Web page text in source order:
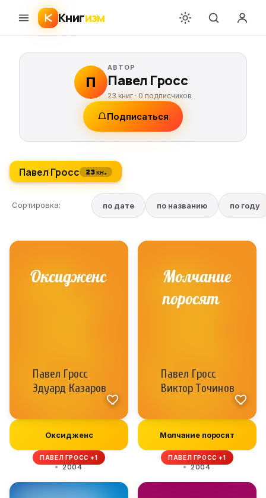
Книгизм
П
АВТОР
Павел Гросс
23 книг · 0 подписчиков
Подписаться
Павел Гросс 23 кн.
Сортировка: по дате по названию по году
Оксидженс
ПАВЕЛ ГРОСС +1
2004
Молчание поросят
ПАВЕЛ ГРОСС +1
2004